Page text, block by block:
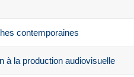
contemporaines
à la production audiovisuelle